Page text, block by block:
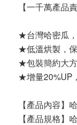
【一千萬產品
★台灣哈密瓜
★低溫烘製，
★包裝簡約大
★增量20%UP
【產品內容】
【產品規格】